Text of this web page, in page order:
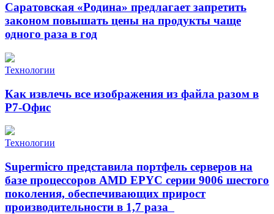
Саратовская «Родина» предлагает запретить
законом повышать цены на продукты чаще
одного раза в год
Технологии
Как извлечь все изображения из файла разом в
Р7-Офис
Технологии
Supermicro представила портфель серверов на
базе процессоров AMD EPYC серии 9006 шестого
поколения, обеспечивающих прирост
производительности в 1,7 раза